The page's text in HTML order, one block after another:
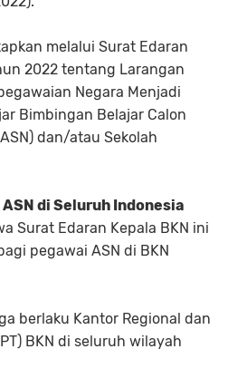
melalui Surat Edaran
2022 tentang Larangan
Negara Menjadi
Bimbingan Belajar Calon
dan/atau Sekolah
di Seluruh Indonesia
Surat Edaran Kepala BKN ini
pegawai ASN di BKN
berlaku Kantor Regional dan
BKN di seluruh wilayah